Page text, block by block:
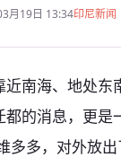
月19日 13:34印尼新闻
近南海、地处东
都的消息，更是
多多，对外放